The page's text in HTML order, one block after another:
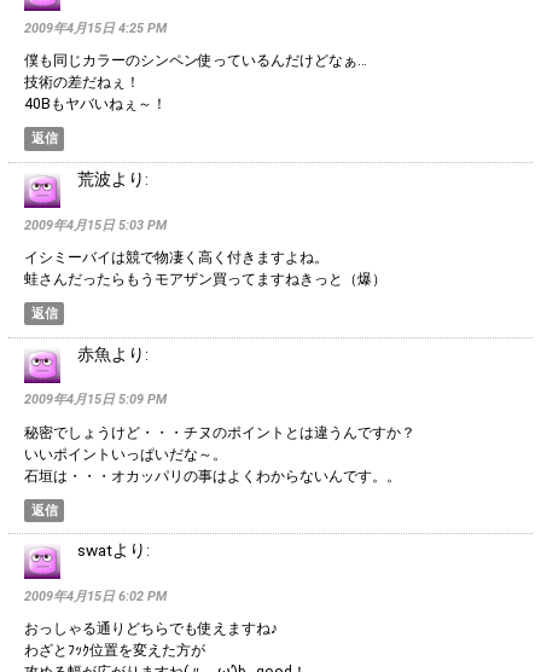
2009年4月15日 4:25 PM
僕も同じカラーのシンペン使っているんだけどなぁ…
技術の差だねぇ！
40Bもヤバいねぇ～！
返信
荒波より:
2009年4月15日 5:03 PM
イシミーバイは競で物凄く高く付きますよね。
蛙さんだったらもうモアザン買ってますねきっと（爆）
返信
赤魚 より:
2009年4月15日 5:09 PM
秘密でしょうけど・・・チヌのポイントとは違うんですか？
いいポイントいっぱいだな～。
石垣は・・・オカッパリの事はよくわからないんです。。
返信
swatより:
2009年4月15日 6:02 PM
おっしゃる通りどちらでも使えますね♪
わざとﾌｯｸ位置を変えた方が